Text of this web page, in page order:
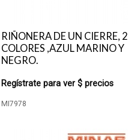
RIÑONERA DE UN CIERRE, 2
COLORES ,AZUL MARINO Y
NEGRO.
Regístrate para ver $ precios
MI7978